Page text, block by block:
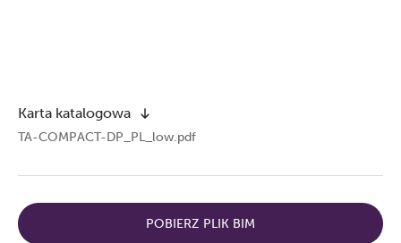
Karta katalogowa
TA-COMPACT-DP_PL_low.pdf
POBIERZ PLIK BIM